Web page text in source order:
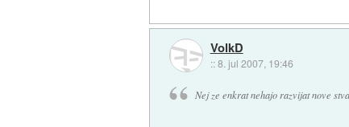
VolkD
::8. jul 2007, 19:46
Nej ze enkrat nehajo razvijat nove